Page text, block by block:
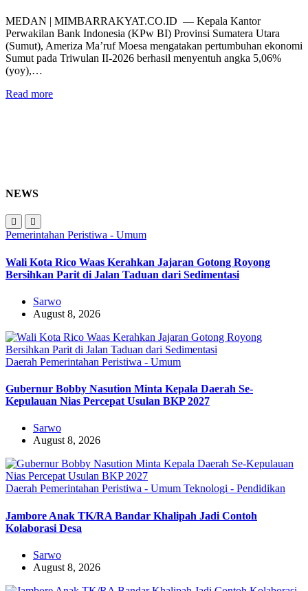
MEDAN | MIMBARRAKYAT.CO.ID — ‎Kepala Kantor
Perwakilan Bank Indonesia (KPw BI) Provinsi Sumatera Utara
(Sumut), Ameriza Ma’ruf Moesa mengatakan pertumbuhan ekonomi
Sumut pada Triwulan II-2026 berhasil menyentuh angka 5,06%
(yoy),…
Read more
NEWS
Pemerintahan Peristiwa - Umum
Wali Kota Rico Waas Kerahkan Jajaran Gotong Royong
Bersihkan Parit di Jalan Taduan dari Sedimentasi
Sarwo
August 8, 2026
Daerah Pemerintahan Peristiwa - Umum
Gubernur Bobby Nasution Minta Kepala Daerah Se-
Kepulauan Nias Percepat Usulan BKP 2027
Sarwo
August 8, 2026
Daerah Pemerintahan Peristiwa - Umum Teknologi - Pendidikan
Jambore Anak TK/RA Bandar Khalipah Jadi Contoh
Kolaborasi Desa
Sarwo
August 8, 2026